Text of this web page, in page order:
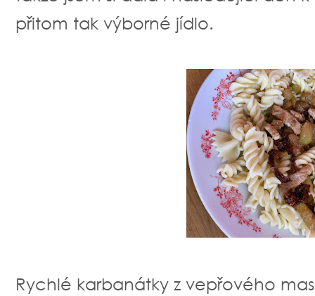
přitom tak výborné jídlo.
Rychlé karbanátky z vepřového